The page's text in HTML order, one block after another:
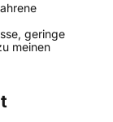
geringe
meinen